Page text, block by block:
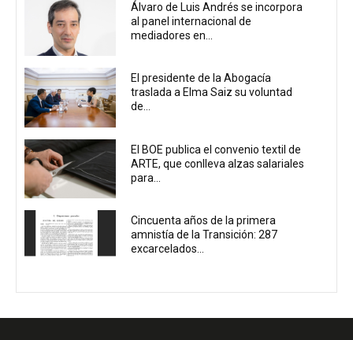
Álvaro de Luis Andrés se incorpora
al panel internacional de
mediadores en...
El presidente de la Abogacía
traslada a Elma Saiz su voluntad
de...
El BOE publica el convenio textil de
ARTE, que conlleva alzas salariales
para...
Cincuenta años de la primera
amnistía de la Transición: 287
excarcelados...